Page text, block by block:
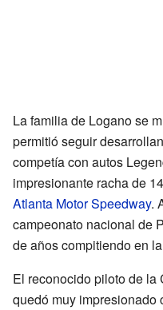
La familia de Logano se
permitió seguir
competía con autos
impresionante racha de
Atlanta Motor Speedway.
campeonato nacional de
de años compitiendo en
El reconocido piloto de la
quedó muy impresionado